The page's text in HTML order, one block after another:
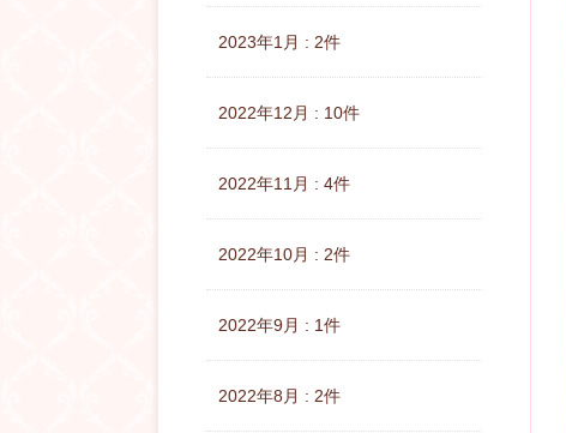
2023年1月 : 2件
2022年12月 : 10件
2022年11月 : 4件
2022年10月 : 2件
2022年9月 : 1件
2022年8月 : 2件